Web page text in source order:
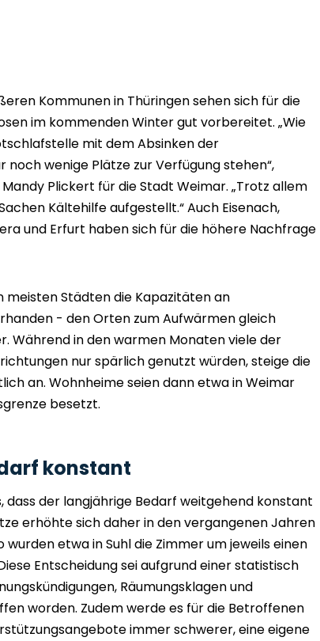
Kommunen in Thüringen sehen sich für die
im kommenden Winter gut vorbereitet. „Wie
mit dem Absinken der
noch wenige Plätze zur Verfügung stehen“,
Plickert für die Stadt Weimar. „Trotz allem
Kältehilfe aufgestellt.“ Auch Eisenach,
und Erfurt haben sich für die höhere Nachfrage
meisten Städten die Kapazitäten an
- den Orten zum Aufwärmen gleich
Während in den warmen Monaten viele der
nur spärlich genutzt würden, steige die
an. Wohnheime seien dann etwa in Weimar
besetzt.
konstant
dass der langjährige Bedarf weitgehend konstant
erhöhte sich daher in den vergangenen Jahren
wurden etwa in Suhl die Zimmer um jeweils einen
Entscheidung sei aufgrund einer statistisch
Räumungsklagen und
worden. Zudem werde es für die Betroffenen
immer schwerer, eine eigene